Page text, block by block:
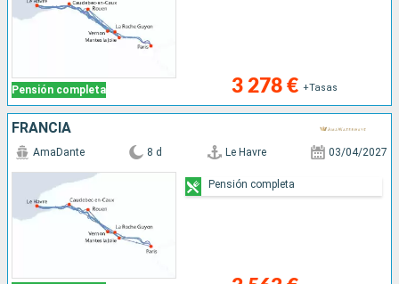
Pensión completa 3 278 € +Tasas
FRANCIA
AmaDante 8 d Le Havre 03/04/2027
Pensión completa